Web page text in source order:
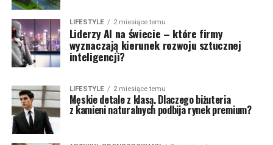
LIFESTYLE 2 miesiące temu
Liderzy AI na świecie – które firmy
wyznaczają kierunek rozwoju sztucznej
inteligencji?
LIFESTYLE 2 miesiące temu
Męskie detale z klasą. Dlaczego biżuteria
z kamieni naturalnych podbija rynek premium?